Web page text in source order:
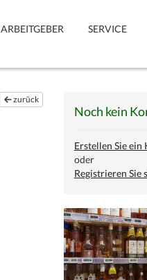
ARBEITGEBER SERVICE
zurück
Noch kein
Erstellen Sie
oder
Registrieren Sie